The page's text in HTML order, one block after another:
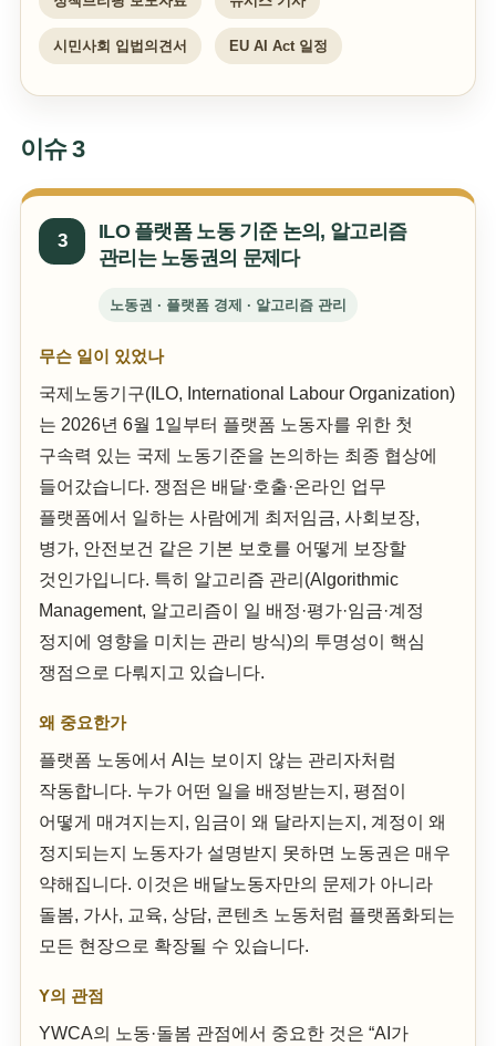
시민사회 입법의견서 EU AI Act 일정
이슈 3
3
ILO 플랫폼 노동 기준 논의, 알고리즘
관리는 노동권의 문제다
노동권 · 플랫폼 경제 · 알고리즘 관리
무슨 일이 있었나
국제노동기구(ILO, International Labour Organization)
는 2026년 6월 1일부터 플랫폼 노동자를 위한 첫
구속력 있는 국제 노동기준을 논의하는 최종 협상에
들어갔습니다. 쟁점은 배달·호출·온라인 업무
플랫폼에서 일하는 사람에게 최저임금, 사회보장,
병가, 안전보건 같은 기본 보호를 어떻게 보장할
것인가입니다. 특히 알고리즘 관리(Algorithmic
Management, 알고리즘이 일 배정·평가·임금·계정
정지에 영향을 미치는 관리 방식)의 투명성이 핵심
쟁점으로 다뤄지고 있습니다.
왜 중요한가
플랫폼 노동에서 AI는 보이지 않는 관리자처럼
작동합니다. 누가 어떤 일을 배정받는지, 평점이
어떻게 매겨지는지, 임금이 왜 달라지는지, 계정이 왜
정지되는지 노동자가 설명받지 못하면 노동권은 매우
약해집니다. 이것은 배달노동자만의 문제가 아니라
돌봄, 가사, 교육, 상담, 콘텐츠 노동처럼 플랫폼화되는
모든 현장으로 확장될 수 있습니다.
Y의 관점
YWCA의 노동·돌봄 관점에서 중요한 것은 “AI가